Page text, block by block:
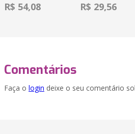
R$ 54,08 R$ 29,56
Comentários
Faça o login deixe o seu comentário